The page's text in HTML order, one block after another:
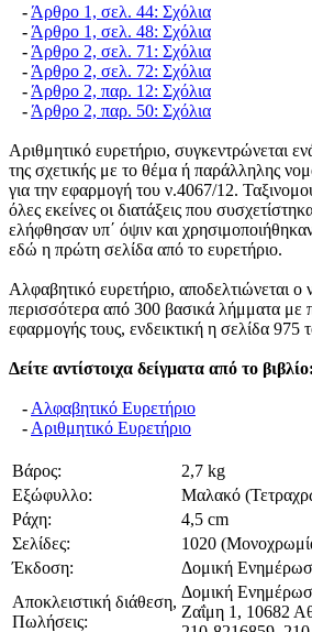
- Άρθρο 1, σελ. 44: Σχόλια
- Άρθρο 1, σελ. 48: Σχόλια
- Άρθρο 2, σελ. 71: Σχόλια
- Άρθρο 2, σελ. 72: Σχόλια
- Άρθρο 2, παρ. 12: Σχόλια
- Άρθρο 2, παρ. 50: Σχόλια
Aριθμητικό ευρετήριο, συγκεντρώνεται
της σχετικής με το θέμα ή παράλληλης
για την εφαρμογή του ν.4067/12.
όλες εκείνες οι διατάξεις που
ελήφθησαν υπ΄ όψιν και
εδώ η πρώτη σελίδα από το ευρετήριο.
Aλφαβητικό ευρετήριο, αποδελτιώνεται ο
περισσότερα από 300 βασικά λήμματα με
εφαρμογής τους, ενδεικτική η σελίδα 975
Δείτε αντίστοιχα δείγματα από το βιβλίο:
- Αλφαβητικό Ευρετήριο
- Αριθμητικό Ευρετήριο
Βάρος:
2,7 kg
Εξώφυλλο:
Μαλακό
Ράχη:
4,5 cm
Σελίδες:
1020
Έκδοση:
Δομική
Αποκλειστική διάθεση,
Πωλήσεις:
Δομική
Ζαΐμη 1, 10682